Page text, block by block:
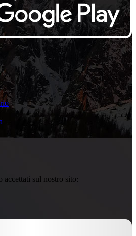
accettati sul nostro sito: